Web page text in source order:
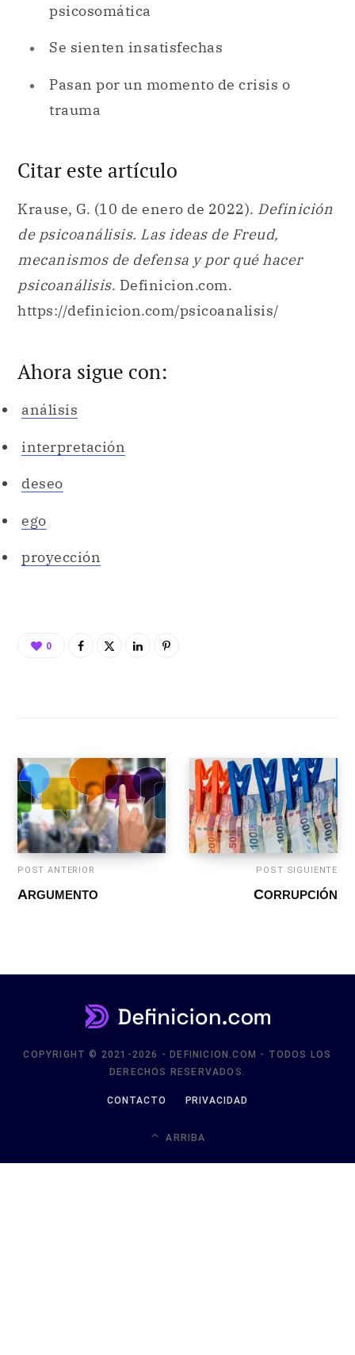
psicosomática
Se sienten insatisfechas
Pasan por un momento de crisis o
trauma
Citar este artículo
Krause, G. (10 de enero de 2022). Definición
de psicoanálisis. Las ideas de Freud,
mecanismos de defensa y por qué hacer
psicoanálisis. Definicion.com.
https://definicion.com/psicoanalisis/
Ahora sigue con:
análisis
interpretación
deseo
ego
proyección
0
POST ANTERIOR
ARGUMENTO
POST SIGUIENTE
CORRUPCIÓN
COPYRIGHT © 2021-2026 - DEFINICION.COM - TODOS LOS
DERECHOS RESERVADOS.
CONTACTO PRIVACIDAD
ARRIBA